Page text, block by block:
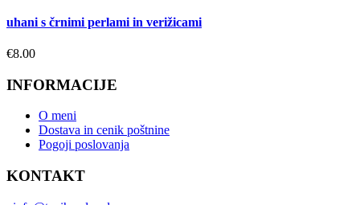
uhani s črnimi perlami in verižicami
€8.00
INFORMACIJE
O meni
Dostava in cenik poštnine
Pogoji poslovanja
KONTAKT